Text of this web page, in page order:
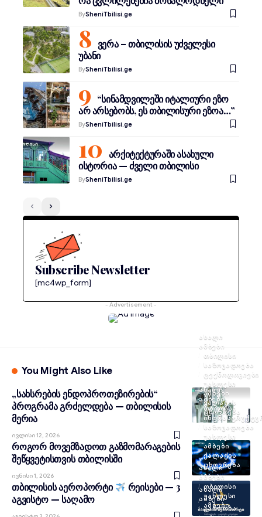
BySheniTbilisi.ge
ვერა – თბილისის უძველესი
უბანი
BySheniTbilisi.ge
“სინამდვილეში იტალიური ეზო
არ არსებობს, ეს თბილისური ეზოა…”
BySheniTbilisi.ge
არქიტექტურაში ასახული
ისტორია — ძველი თბილისი
BySheniTbilisi.ge
Subscribe Newsletter
[mc4wp_form]
- Advertisement -
You Might Also Like
ᲐᲮᲐᲚᲘ
ᲐᲛᲑᲔᲑᲘ
ᲗᲑᲘᲚᲘᲡᲘ
ᲡᲐᲖᲝᲒᲐᲓᲝᲔᲑᲐ
ᲢᲔᲥᲜᲝᲚᲝᲒᲘᲔᲑᲘ
ᲣᲐᲮᲚᲔᲡᲘ
ᲐᲛᲑᲔᲑᲘ
ᲥᲐᲚᲐᲥᲘᲡ
ᲪᲮᲝᲕᲠᲔᲑᲐ
„სახსრების ენდოპროთეზირების“
პროგრამა გრძელდება — თბილისის
მერია
Ივლისი 12, 2026
ᲐᲮᲐᲚᲘ
ᲐᲛᲑᲔᲑᲘ
ᲗᲑᲘᲚᲘᲡᲘ
ᲡᲐᲖᲝᲒᲐᲓᲝᲔᲑᲐ
ᲣᲐᲮᲚᲔᲡᲘ
ᲐᲛᲑᲔᲑᲘ
ᲥᲐᲚᲐᲥᲘᲡ
ᲪᲮᲝᲕᲠᲔᲑᲐ
როგორ მოვემზადოთ გაზმომარაგების
შეწყვეტისთვის თბილისში
Ივნისი 1, 2026
ᲐᲮᲐᲚᲘ
ᲐᲛᲑᲔᲑᲘ
ᲗᲑᲘᲚᲘᲡᲘ
ᲣᲐᲮᲚᲔᲡᲘ
ᲐᲛᲑᲔᲑᲘ
თბილისის აეროპორტი
რეისები — 3
აგვისტო — საღამო
ᲐᲮᲐᲚᲘ
ᲐᲛᲑᲔᲑᲘ
ᲒᲐᲠᲗᲝᲑᲐ